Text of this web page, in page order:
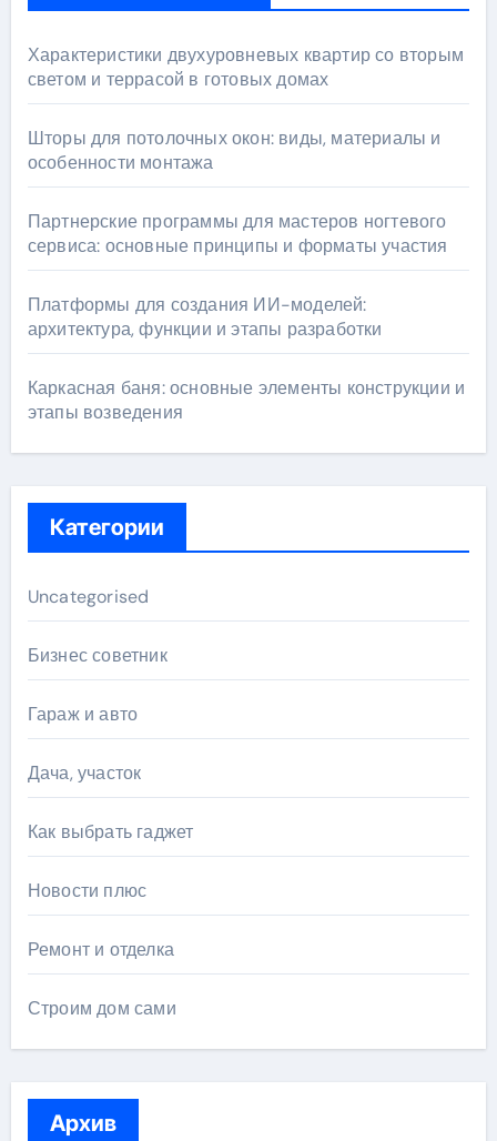
Характеристики двухуровневых квартир со вторым
светом и террасой в готовых домах
Шторы для потолочных окон: виды, материалы и
особенности монтажа
Партнерские программы для мастеров ногтевого
сервиса: основные принципы и форматы участия
Платформы для создания ИИ-моделей:
архитектура, функции и этапы разработки
Каркасная баня: основные элементы конструкции и
этапы возведения
Категории
Uncategorised
Бизнес советник
Гараж и авто
Дача, участок
Как выбрать гаджет
Новости плюс
Ремонт и отделка
Строим дом сами
Архив